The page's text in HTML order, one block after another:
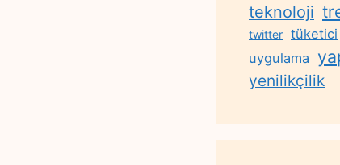
teknoloji
twitter tüketici
uygulama
yenilikçilik